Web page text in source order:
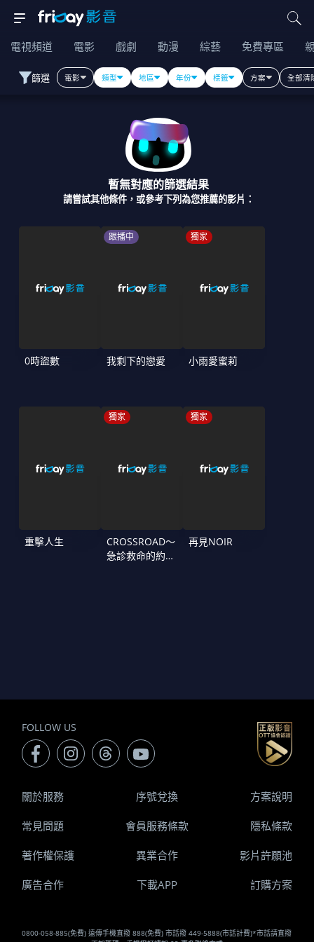
電視頻道 電影 戲劇 動漫 綜藝 免費專區
篩選 電影 類型 地區 年份 標籤 方案 全部清
暫無對應的篩選結果
請嘗試其他條件，或參考下列為您推薦的影片：
0時盜數
跟播中
我剩下的戀愛
獨家
小雨愛蜜莉
重擊人生
獨家
CROSSROAD～
急診救命的約定
獨家
再見NOIR
FOLLOW US
0800-058-885(免費) 遠傳手機直撥 888(免費) 市話撥 449-5888(市話計費)*市話請直撥
關於服務 序號兌換 方案說明
常見問題 會員服務條款 隱私條款
著作權保護 異業合作 影片許願池
廣告合作 下載APP 訂購方案